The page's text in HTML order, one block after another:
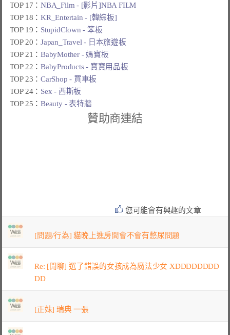
TOP 17：NBA_Film - [影片]NBA FILM
TOP 18：KR_Entertain - [韓綜板]
TOP 19： StupidClown - 笨板
TOP 20：Japan_Travel - 日本旅遊板
TOP 21：BabyMother - 媽寶板
TOP 22：BabyProducts - 寶寶用品板
TOP 23：CarShop - 買車板
TOP 24： Sex - 西斯板
TOP 25：Beauty - 表特牆
贊助商連結
您可能會有興趣的文章
[問題/行為] 貓晚上進房間會不會有憋尿問題
Re: [閒聊] 選了錯誤的女孩成為魔法少女 XDDDDDDDD
DD
[正妹] 瑞典 一張